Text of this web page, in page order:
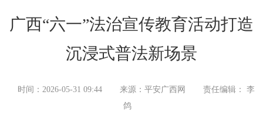
广西“六一”法治宣传教育活动打造
沉浸式普法新场景
时间：2026-05-31 09:44 来源：平安广西网
责任编辑： 李
鸽